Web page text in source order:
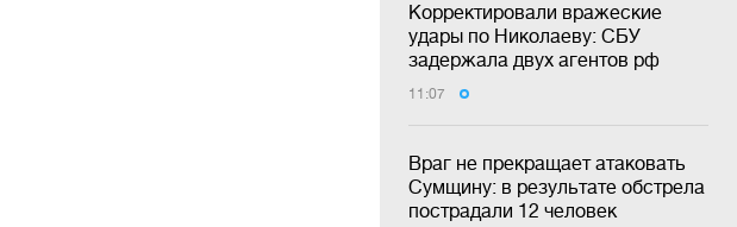
Корректировали вражеские
удары по Николаеву: СБУ
задержала двух агентов рф
11:07
Враг не прекращает атаковать
Сумщину: в результате обстрела
пострадали 12 человек